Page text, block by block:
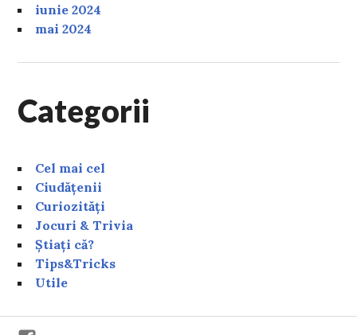
iunie 2024
mai 2024
Categorii
Cel mai cel
Ciudățenii
Curiozități
Jocuri & Trivia
Știați că?
Tips&Tricks
Utile